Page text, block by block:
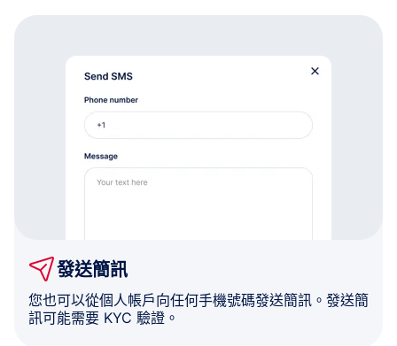
發送簡訊
您也可以從個人帳戶向任何手機號碼發送簡訊。發送簡
訊可能需要 KYC 驗證。